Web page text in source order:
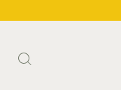
Los tiempos